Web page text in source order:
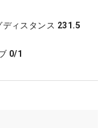
ディスタンス 231.5
0/1